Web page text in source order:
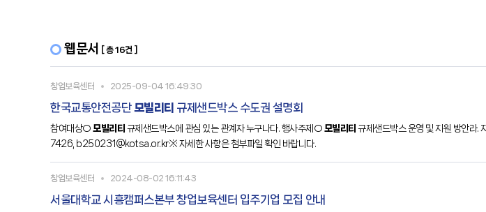
웹문서 [ 총 16건 ]
창업보육센터 2025-09-04 16:49:30
한국교통안전공단모빌리티 규제샌드박스 수도권 설명회
참여대상○ 모빌리티 규제샌드박스에 관심 있는 관계자 누구나다. 행사주제○ 모빌리티 규제샌드박스 운영 및 지원 방안
7426, b250231@kotsa.or.kr※ 자세한 사항은 첨부파일 확인 바랍니다.
창업보육센터 2024-08-02 16:11:43
서울대학교 시흥캠퍼스본부 창업보육센터 입주기업 모집 안내